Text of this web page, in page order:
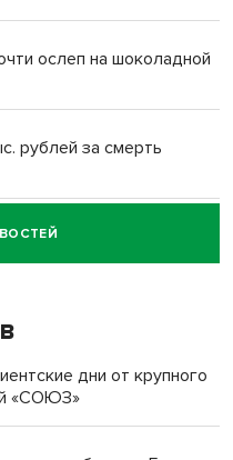
ослеп на шоколадной
рублей за смерть
за смерть
дни от крупного
«СОЮЗ»